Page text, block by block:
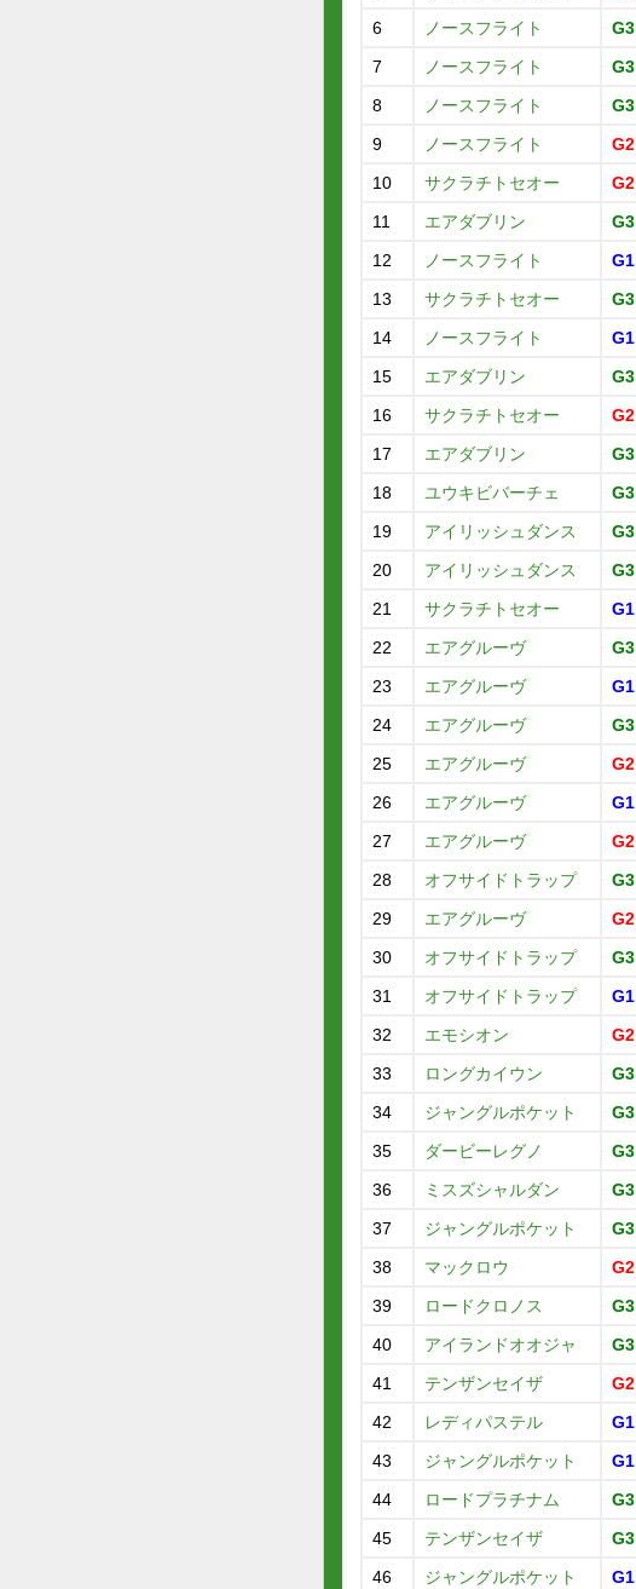
6
ノースフライト G3
7
ノースフライト G3
8
ノースフライト G3
9
ノースフライト G2
10
サクラチトセオー G2
11
エアダブリン G3
12
ノースフライト G1
13
サクラチトセオー G3
14
ノースフライト G1
15
エアダブリン G3
16
サクラチトセオー G2
17
エアダブリン G3
18
ユウキビバーチェ G3
19
アイリッシュダンス G3
20
アイリッシュダンス G3
21
サクラチトセオー G1
22
エアグルーヴ G3
23
エアグルーヴ G1
24
エアグルーヴ G3
25
エアグルーヴ G2
26
エアグルーヴ G1
27
エアグルーヴ G2
28
オフサイドトラップ G3
29
エアグルーヴ G2
30
オフサイドトラップ G3
31
オフサイドトラップ G1
32
エモシオン G2
33
ロングカイウン G3
34
ジャングルポケット G3
35
ダービーレグノ G3
36
ミスズシャルダン G3
37
ジャングルポケット G3
38
マックロウ G2
39
ロードクロノス G3
40
アイランドオオジャ G3
41
テンザンセイザ G2
42
レディパステル G1
43
ジャングルポケット G1
44
ロードプラチナム G3
45
テンザンセイザ G3
46
ジャングルポケット G1